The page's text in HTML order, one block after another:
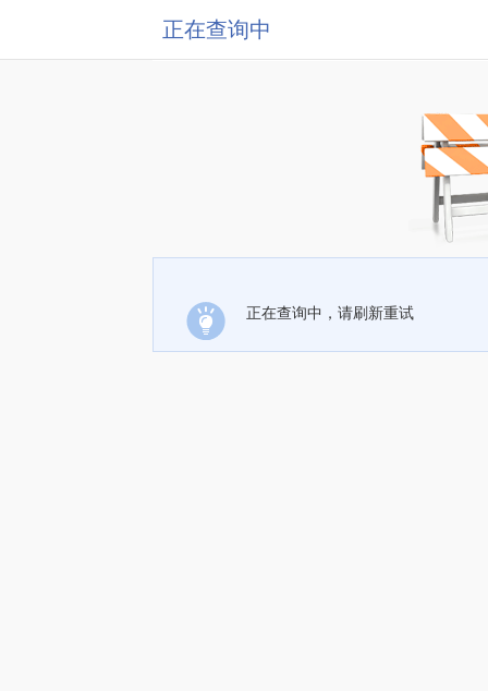
正在查询中
正在查询中，请刷新重试